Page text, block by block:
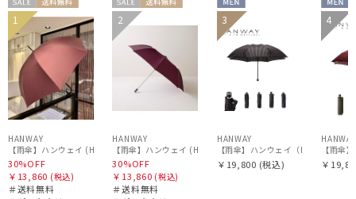
傘機能
その他
カラー
価格・割引率
セー
ル
送料無
料
ギフト
向け
WOME
N
1
HANWAY
【雨傘】ハンウェイ (HANWAY) 日本製
30%OFF
￥13,860 (税込)
＃送料無料
セー
ル
送料無
ギフト
向け
WOME
2
HANWAY
【雨傘】ハンウェイ (HANWAY) 日本製
30%OFF
￥13,860 (税込)
＃送料無料
MEN
3
HANWAY
【雨傘】ハンウェイ（HANWAY）
￥19,800 (税込)
MEN
4
HANWAY
【雨傘
￥